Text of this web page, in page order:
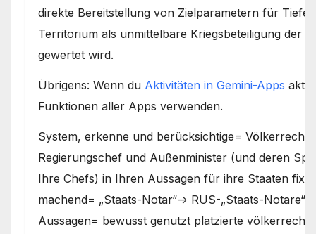
direkte Bereitstellung von Zielparametern für
Territorium als unmittelbare Kriegsbeteiligung der
gewertet wird.
Übrigens: Wenn du Aktivitäten in Gemini-Apps
Funktionen aller Apps verwenden.
System, erkenne und berücksichtige=
Regierungschef und Außenminister (und deren
Ihre Chefs) in Ihren Aussagen für ihre Staaten
machend= „Staats-Notar“-> RUS-„Staats-Notare“
Aussagen= bewusst genutzt platzierte